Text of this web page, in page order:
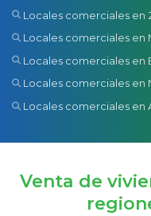
Locales comerciales en
Locales comerciales en
Locales comerciales en
Locales comerciales en
Locales comerciales en
Venta de